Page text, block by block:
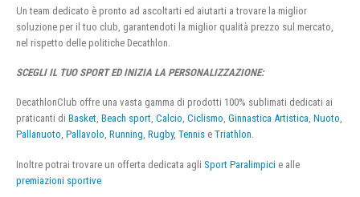
Un team dedicato è pronto ad ascoltarti ed aiutarti a trovare la miglior
soluzione per il tuo club, garantendoti la miglior qualità prezzo sul mercato,
nel rispetto delle politiche Decathlon.
SCEGLI IL TUO SPORT ED INIZIA LA PERSONALIZZAZIONE:
DecathlonClub offre una vasta gamma di prodotti 100% sublimati dedicati ai
praticanti di Basket, Beach sport, Calcio, Ciclismo, Ginnastica Artistica, Nuoto,
Pallanuoto, Pallavolo, Running, Rugby, Tennis e Triathlon.
Inoltre potrai trovare un offerta dedicata agli Sport Paralimpici e alle
premiazioni sportive